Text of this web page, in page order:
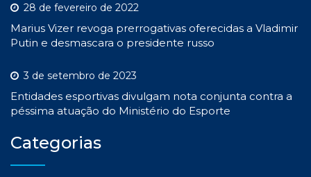
28 de fevereiro de 2022
Marius Vizer revoga prerrogativas oferecidas a Vladimir
Putin e desmascara o presidente russo
3 de setembro de 2023
Entidades esportivas divulgam nota conjunta contra a
péssima atuação do Ministério do Esporte
Categorias